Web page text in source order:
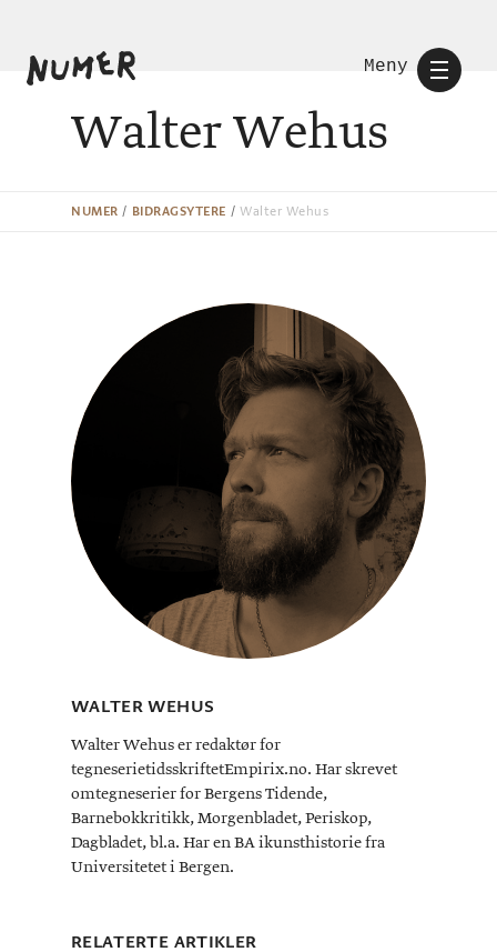
Meny
Walter Wehus
NUMER / BIDRAGSYTERE / Walter Wehus
WALTER WEHUS
Walter Wehus er redaktør for
tegneserietidsskriftetEmpirix.no. Har skrevet
omtegneserier for Bergens Tidende,
Barnebokkritikk, Morgenbladet, Periskop,
Dagbladet, bl.a. Har en BA ikunsthistorie fra
Universitetet i Bergen.
RELATERTE ARTIKLER